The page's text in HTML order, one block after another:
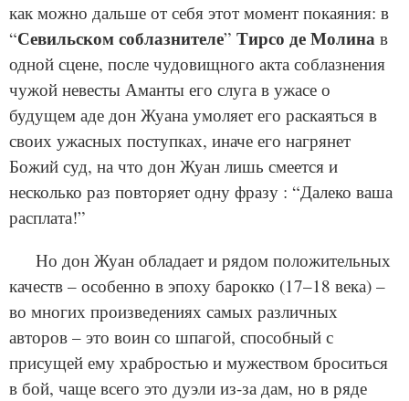
как можно дальше от себя этот момент покаяния: в
“Севильском соблазнителе” Тирсо де Молина в
одной сцене, после чудовищного акта соблазнения
чужой невесты Аманты его слуга в ужасе о
будущем аде дон Жуана умоляет его раскаяться в
своих ужасных поступках, иначе его нагрянет
Божий суд, на что дон Жуан лишь смеется и
несколько раз повторяет одну фразу : “Далеко ваша
расплата!”
Но дон Жуан обладает и рядом положительных
качеств – особенно в эпоху барокко (17–18 века) –
во многих произведениях самых различных
авторов – это воин со шпагой, способный с
присущей ему храбростью и мужеством броситься
в бой, чаще всего это дуэли из-за дам, но в ряде